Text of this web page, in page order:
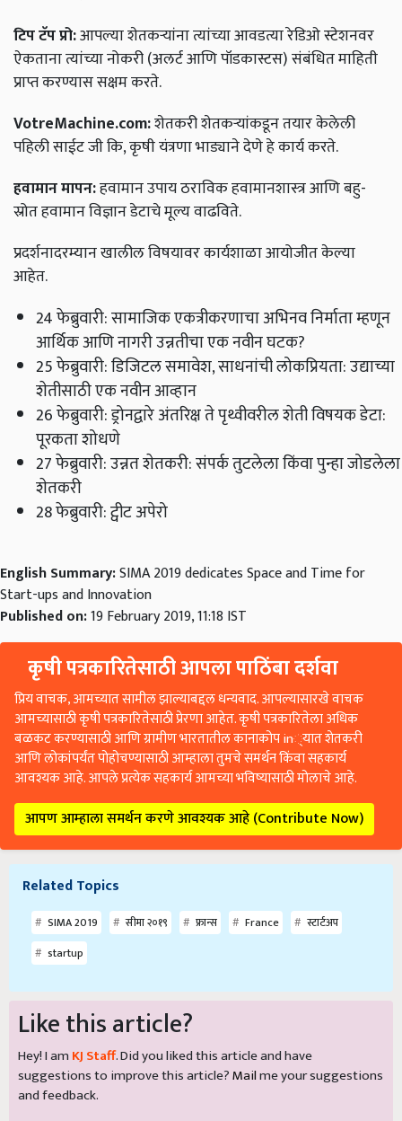
टिप टॅप प्रो:आपल्या शेतकऱ्यांना त्यांच्या आवडत्या रेडिओ स्टेशनवर
ऐकताना त्यांच्या नोकरी (अलर्ट आणि पॉडकास्टस) संबंधित माहिती
प्राप्त करण्यास सक्षम करते.
VotreMachine.com:शेतकरी शेतकऱ्यांकडून तयार केलेली
पहिली साईट जी कि, कृषी यंत्रणा भाड्याने देणे हे कार्य करते.
हवामान मापन:हवामान उपाय ठराविक हवामानशास्त्र आणि बहु-
स्रोत हवामान विज्ञान डेटाचे मूल्य वाढविते.
प्रदर्शनादरम्यान खालील विषयावर कार्यशाळा आयोजीत केल्या
आहेत.
24 फेब्रुवारी: सामाजिक एकत्रीकरणाचा अभिनव निर्माता म्हणून
आर्थिक आणि नागरी उन्नतीचा एक नवीन घटक?
25 फेब्रुवारी: डिजिटल समावेश, साधनांची लोकप्रियता: उद्याच्या
शेतीसाठी एक नवीन आव्हान
26 फेब्रुवारी: ड्रोनद्वारे अंतरिक्ष ते पृथ्वीवरील शेती विषयक डेटा:
पूरकता शोधणे
27 फेब्रुवारी: उन्नत शेतकरी: संपर्क तुटलेला किंवा पुन्हा जोडलेला
शेतकरी
28 फेब्रुवारी: ट्वीट अपेरो
English Summary:SIMA 2019 dedicates Space and Time for
Start-ups and Innovation
Published on:19 February 2019, 11:18 IST
कृषी पत्रकारितेसाठी आपला पाठिंबा दर्शवा
प्रिय वाचक, आमच्यात सामील झाल्याबद्दल धन्यवाद. आपल्यासारखे वाचक
आमच्यासाठी कृषी पत्रकारितेसाठी प्रेरणा आहेत. कृषी पत्रकारितेला अधिक
बळकट करण्यासाठी आणि ग्रामीण भारतातील कानाकोप in्यात शेतकरी
आणि लोकांपर्यंत पोहोचण्यासाठी आम्हाला तुमचे समर्थन किंवा सहकार्य
आवश्यक आहे. आपले प्रत्येक सहकार्य आमच्या भविष्यासाठी मोलाचे आहे.
आपण आम्हाला समर्थन करणे आवश्यक आहे (Contribute Now)
Related Topics
SIMA 2019 सीमा २०१९ फ्रान्स France
स्टार्टअप
startup
Like this article?
Hey! I am KJ Staff. Did you liked this article and have
suggestions to improve this article?Mailme your suggestions
and feedback.